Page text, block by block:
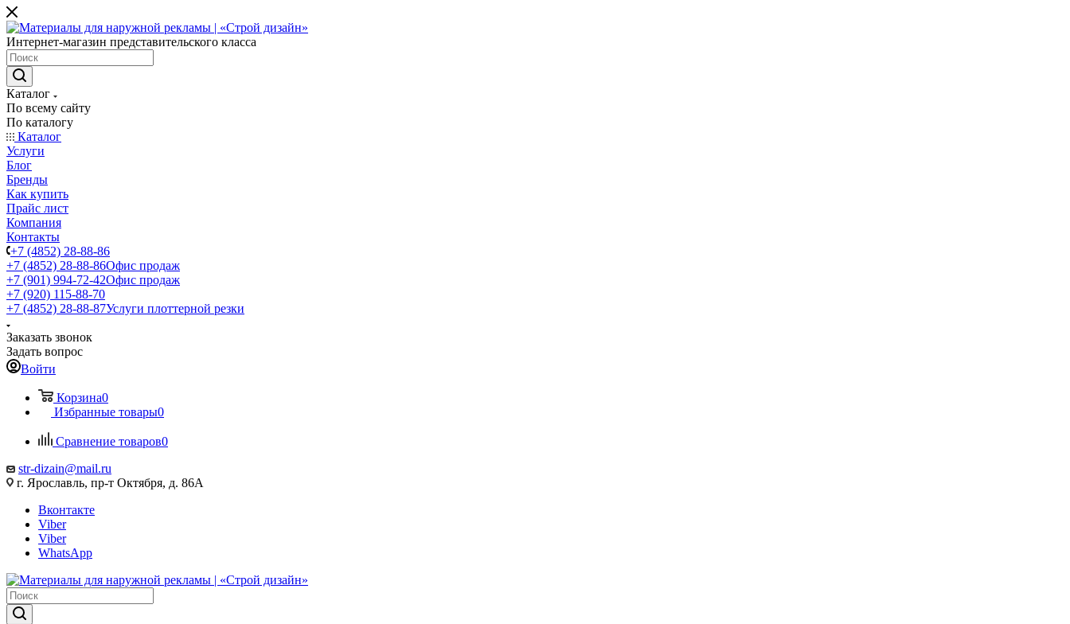
Интернет-магазин представительского класса
Каталог
По всему сайту
По каталогу
Каталог
Услуги
Блог
Бренды
Как купить
Прайс лист
Компания
Контакты
+7 (4852) 28-88-86
+7 (4852) 28-88-86Офис продаж
+7 (901) 994-72-42Офис продаж
+7 (920) 115-88-70
+7 (4852) 28-88-87Услуги плоттерной резки
Заказать звонок
Задать вопрос
Войти
Корзина0
Избранные товары0
Сравнение товаров0
str-dizain@mail.ru
г. Ярославль, пр-т Октября, д. 86А
Вконтакте
Viber
Viber
WhatsApp